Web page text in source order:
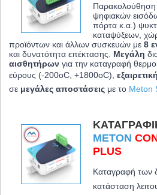
Παρακολούθηση
ψηφιακών
πόρτα κ.α.)
καταψύξεων,
προϊόντων και άλλων συσκευών με 8
και δυνατότητα επέκτασης. Μεγάλη
αισθητήρων για την καταγραφή
εύρους (-200oC, +1800oC)
σε μεγάλες αποστάσεις με το Meton
METON
PLUS
Καταγραφή των
κατάσταση